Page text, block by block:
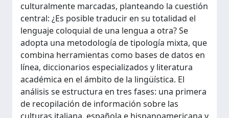
culturalmente marcadas, planteando la cuestión
central: ¿Es posible traducir en su totalidad el
lenguaje coloquial de una lengua a otra? Se
adopta una metodología de tipología mixta, que
combina herramientas como bases de datos en
línea, diccionarios especializados y literatura
académica en el ámbito de la lingüística. El
análisis se estructura en tres fases: una primera
de recopilación de información sobre las